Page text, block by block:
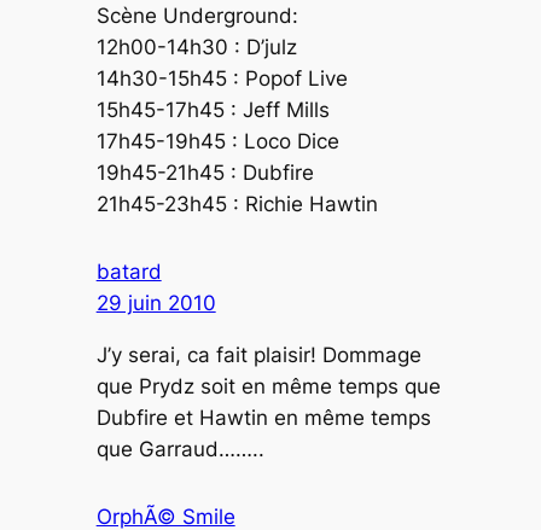
Scène Underground:
12h00-14h30 : D’julz
14h30-15h45 : Popof Live
15h45-17h45 : Jeff Mills
17h45-19h45 : Loco Dice
19h45-21h45 : Dubfire
21h45-23h45 : Richie Hawtin
batard
29 juin 2010
J’y serai, ca fait plaisir! Dommage
que Prydz soit en même temps que
Dubfire et Hawtin en même temps
que Garraud……..
OrphÃ© Smile